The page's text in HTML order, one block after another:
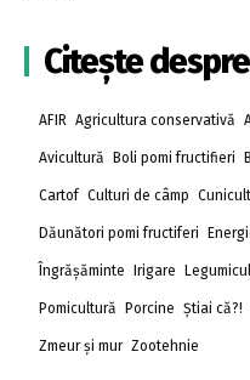
Citește despre
AFIR Agricultura conservativă
Avicultură Boli pomi fructifieri
Cartof Culturi de câmp
Dăunători pomi fructiferi
Îngrășăminte Irigare
Pomicultură Porcine Știai că?!
Zmeur și mur Zootehnie